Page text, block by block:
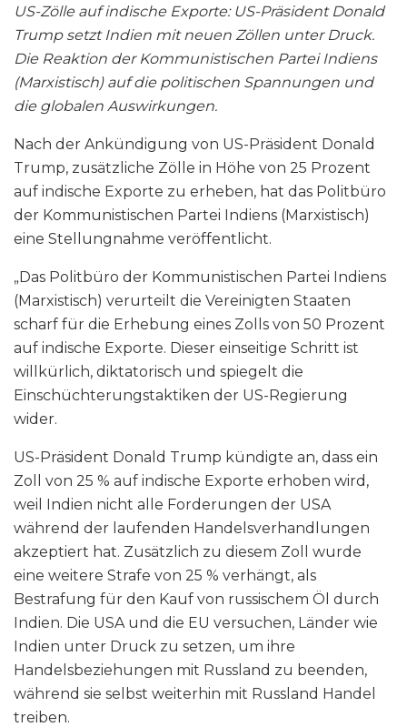
US-Zölle auf indische Exporte: US-Präsident Donald
Trump setzt Indien mit neuen Zöllen unter Druck.
Die Reaktion der Kommunistischen Partei Indiens
(Marxistisch) auf die politischen Spannungen und
die globalen Auswirkungen.
Nach der Ankündigung von US-Präsident Donald
Trump, zusätzliche Zölle in Höhe von 25 Prozent
auf indische Exporte zu erheben, hat das Politbüro
der Kommunistischen Partei Indiens (Marxistisch)
eine Stellungnahme veröffentlicht.
„Das Politbüro der Kommunistischen Partei Indiens
(Marxistisch) verurteilt die Vereinigten Staaten
scharf für die Erhebung eines Zolls von 50 Prozent
auf indische Exporte. Dieser einseitige Schritt ist
willkürlich, diktatorisch und spiegelt die
Einschüchterungstaktiken der US-Regierung
wider.
US-Präsident Donald Trump kündigte an, dass ein
Zoll von 25 % auf indische Exporte erhoben wird,
weil Indien nicht alle Forderungen der USA
während der laufenden Handelsverhandlungen
akzeptiert hat. Zusätzlich zu diesem Zoll wurde
eine weitere Strafe von 25 % verhängt, als
Bestrafung für den Kauf von russischem Öl durch
Indien. Die USA und die EU versuchen, Länder wie
Indien unter Druck zu setzen, um ihre
Handelsbeziehungen mit Russland zu beenden,
während sie selbst weiterhin mit Russland Handel
treiben.